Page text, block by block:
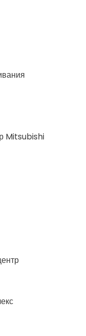
Mitsubishi